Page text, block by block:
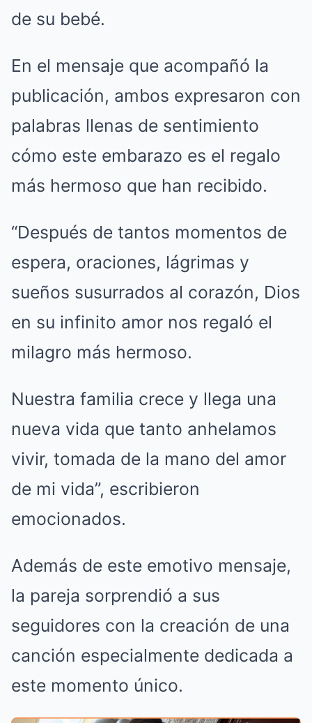
de su bebé.
En el mensaje que acompañó la
publicación, ambos expresaron con
palabras llenas de sentimiento
cómo este embarazo es el regalo
más hermoso que han recibido.
“Después de tantos momentos de
espera, oraciones, lágrimas y
sueños susurrados al corazón, Dios
en su infinito amor nos regaló el
milagro más hermoso.
Nuestra familia crece y llega una
nueva vida que tanto anhelamos
vivir, tomada de la mano del amor
de mi vida”, escribieron
emocionados.
Además de este emotivo mensaje,
la pareja sorprendió a sus
seguidores con la creación de una
canción especialmente dedicada a
este momento único.